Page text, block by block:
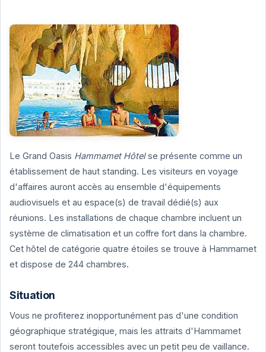
Le Grand Oasis Hammamet Hôtelse présente comme un
établissement de haut standing. Les visiteurs en voyage
d'affaires auront accès au ensemble d'équipements
audiovisuels et au espace(s) de travail dédié(s) aux
réunions. Les installations de chaque chambre incluent un
système de climatisation et un coffre fort dans la chambre.
Cet hôtel de catégorie quatre étoiles se trouve à Hammamet
et dispose de 244 chambres.
Situation
Vous ne profiterez inopportunément pas d'une condition
géographique stratégique, mais les attraits d'Hammamet
seront toutefois accessibles avec un petit peu de vaillance.